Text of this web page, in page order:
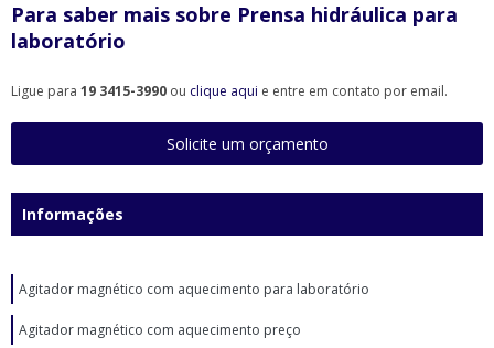
Para saber mais sobre Prensa hidráulica para
laboratório
Ligue para 19 3415-3990 ou clique aqui e entre em contato por email.
Solicite um orçamento
Informações
Agitador magnético com aquecimento para laboratório
Agitador magnético com aquecimento preço